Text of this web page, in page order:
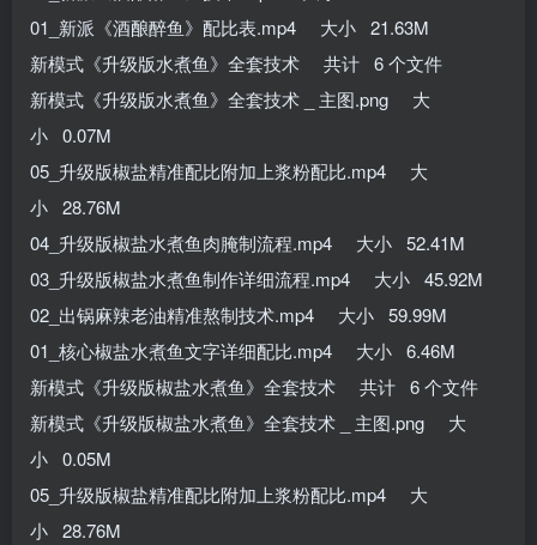
01_新派《酒酿醉鱼》配比表.mp4 大小 21.63M
新模式《升级版水煮鱼》全套技术 共计 6 个文件
新模式《升级版水煮鱼》全套技术 _ 主图.png 大
小 0.07M
05_升级版椒盐精准配比附加上浆粉配比.mp4 大
小 28.76M
04_升级版椒盐水煮鱼肉腌制流程.mp4 大小 52.41M
03_升级版椒盐水煮鱼制作详细流程.mp4 大小 45.92M
02_出锅麻辣老油精准熬制技术.mp4 大小 59.99M
01_核心椒盐水煮鱼文字详细配比.mp4 大小 6.46M
新模式《升级版椒盐水煮鱼》全套技术 共计 6 个文件
新模式《升级版椒盐水煮鱼》全套技术 _ 主图.png 大
小 0.05M
05_升级版椒盐精准配比附加上浆粉配比.mp4 大
小 28.76M